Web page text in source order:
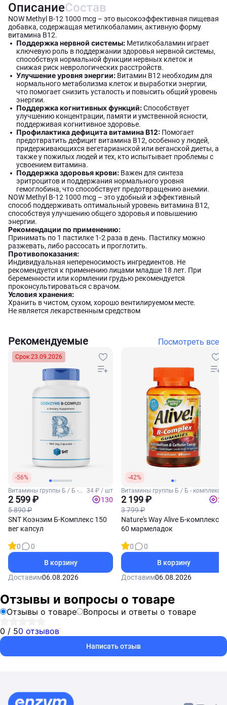
ОписаниеСостав
NOW Methyl B-12 1000 mcg – это высокоэффективная пищевая
добавка, содержащая метилкобаламин, активную форму
витамина B12.
Поддержка нервной системы: Метилкобаламин играет
ключевую роль в поддержании здоровья нервной системы,
способствуя нормальной функции нервных клеток и
снижая риск неврологических расстройств.
Улучшение уровня энергии: Витамин B12 необходим для
нормального метаболизма клеток и выработки энергии,
что помогает снизить усталость и повысить общий уровень
энергии.
Поддержка когнитивных функций:Способствует
улучшению концентрации, памяти и умственной ясности,
поддерживая когнитивное здоровье.
Профилактика дефицита витамина B12: Помогает
предотвратить дефицит витамина B12, особенно у людей,
придерживающихся вегетарианской или веганской диеты, а
также у пожилых людей и тех, кто испытывает проблемы с
усвоением витамина.
Поддержка здоровья крови: Важен для синтеза
эритроцитов и поддержания нормального уровня
гемоглобина, что способствует предотвращению анемии.
NOW Methyl B-12 1000 mcg – это удобный и эффективный
способ поддерживать оптимальный уровень витамина B12,
способствуя улучшению общего здоровья и повышению
энергии.
Рекомендации по применению:
Принимать по 1 пастилке 1-2 раза в день. Пастилку можно
разжевать, либо рассосать и проглотить.
Противопоказания:
Индивидуальная непереносимость ингредиентов. Не
рекомендуется к применению лицами младше 18 лет. При
беременности или кормлении грудью рекомендуется
проконсультироваться с врачом.
Условия хранения:
Хранить в чистом, сухом, хорошо вентилируемом месте.
Не является лекарственным средством
Рекомендуемые Посмотреть все
Срок 23.09.2026
-56%
Витамины группы Б / Б -
комплекс
34 ₽ / шт
2 599 ₽
5 890 ₽
130
SNT Коэнзим Б-Комплекс 150
вег капсул
0
0
В корзину
Доставим06.08.2026
-42%
Витамины группы Б / Б - комплекс
2 199 ₽
3 799 ₽
22
Nature's Way Alive Б-комплекс
60 мармеладок
0
0
В корзину
Доставим06.08.2026
Отзывы и вопросы о товаре
Отзывы о товаре
Вопросы и ответы о товаре
0 / 50 отзывов
Написать отзыв